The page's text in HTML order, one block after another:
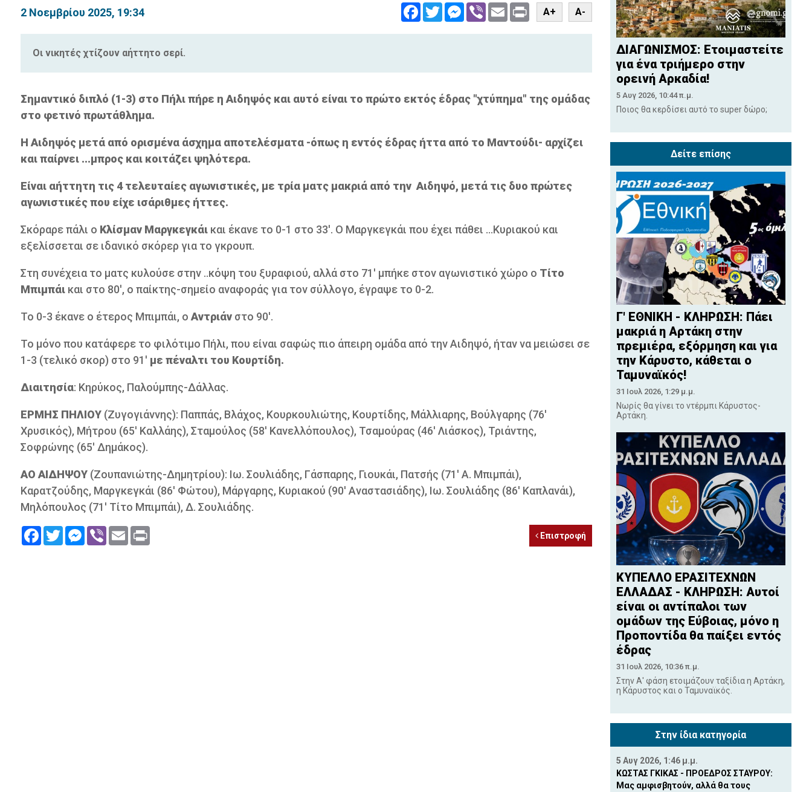
2 Νοεμβρίου 2025, 19:34 FacebookTwitterMessenger
Viber Email PrintA+ A-
Οι νικητές χτίζουν αήττητο σερί.
Σημαντικό διπλό (1-3) στο Πήλι πήρε η Αιδηψός και αυτό είναι το πρώτο εκτός έδρας "χτύπημα" της ομάδας
στο φετινό πρωτάθλημα.
Η Αιδηψός μετά από ορισμένα άσχημα αποτελέσματα -όπως η εντός έδρας ήττα από το Μαντούδι- αρχίζει
και παίρνει ...μπρος και κοιτάζει ψηλότερα.
Είναι αήττητη τις 4 τελευταίες αγωνιστικές, με τρία ματς μακριά από την Αιδηψό, μετά τις δυο πρώτες
αγωνιστικές που είχε ισάριθμες ήττες.
Σκόραρε πάλι ο Κλίσμαν Μαργκεγκάικαι έκανε το 0-1 στο 33'. Ο Μαργκεγκάι που έχει πάθει ...Κυριακού και
εξελίσσεται σε ιδανικό σκόρερ για το γκρουπ.
Στη συνέχεια το ματς κυλούσε στην ..κόψη του ξυραφιού, αλλά στο 71' μπήκε στον αγωνιστικό χώρο ο Τίτο
Μπιμπάι και στο 80', ο παίκτης-σημείο αναφοράς για τον σύλλογο, έγραψε το 0-2.
Το 0-3 έκανε ο έτερος Μπιμπάι, ο Αντριάν στο 90'.
Το μόνο που κατάφερε το φιλότιμο Πήλι, που είναι σαφώς πιο άπειρη ομάδα από την Αιδηψό, ήταν να μειώσει σε
1-3 (τελικό σκορ) στο 91' με πέναλτι του Κουρτίδη.
Διαιτησία: Κηρύκος, Παλούμπης-Δάλλας.
ΕΡΜΗΣ ΠΗΛΙΟΥ(Ζυγογιάννης): Παππάς, Βλάχος, Κουρκουλιώτης, Κουρτίδης, Μάλλιαρης, Βούλγαρης (76'
Χρυσικός), Μήτρου (65' Καλλάης), Σταμούλος (58' Κανελλόπουλος), Τσαμούρας (46' Λιάσκος), Τριάντης,
Σοφρώνης (65' Δημάκος).
ΑΟ ΑΙΔΗΨΟΥ (Ζουπανιώτης-Δημητρίου): Ιω. Σουλιάδης, Γάσπαρης, Γιουκάι, Πατσής (71' Α. Μπιμπάι),
Καρατζούδης, Μαργκεγκάι (86' Φώτου), Μάργαρης, Κυριακού (90' Αναστασιάδης), Ιω. Σουλιάδης (86' Καπλανάι),
Μηλόπουλος (71' Τίτο Μπιμπάι), Δ. Σουλιάδης.
FacebookTwitterMessenger
Viber Email Print Επιστροφή
ΔΙΑΓΩΝΙΣΜΟΣ: Ετοιμαστείτε
για ένα τριήμερο στην
ορεινή Αρκαδία!
5 Αυγ 2026, 10:44 π.μ.
Ποιος θα κερδίσει αυτό το super δώρο;
Δείτε επίσης
Γ' ΕΘΝΙΚΗ - ΚΛΗΡΩΣΗ: Πάει
μακριά η Αρτάκη στην
πρεμιέρα, εξόρμηση και για
την Κάρυστο, κάθεται ο
Ταμυναϊκός!
31 Ιουλ 2026, 1:29 μ.μ.
Νωρίς θα γίνει το ντέρμπι Κάρυστος-
Αρτάκη.
ΚΥΠΕΛΛΟ ΕΡΑΣΙΤΕΧΝΩΝ
ΕΛΛΑΔΑΣ - ΚΛΗΡΩΣΗ: Αυτοί
είναι οι αντίπαλοι των
ομάδων της Εύβοιας, μόνο η
Προποντίδα θα παίξει εντός
έδρας
31 Ιουλ 2026, 10:36 π.μ.
Στην Α' φάση ετοιμάζουν ταξίδια η Αρτάκη,
η Κάρυστος και ο Ταμυναϊκός.
Στην ίδια κατηγορία
5 Αυγ 2026, 1:46 μ.μ.
ΚΩΣΤΑΣ ΓΚΙΚΑΣ - ΠΡΟΕΔΡΟΣ ΣΤΑΥΡΟΥ:
Μας αμφισβητούν, αλλά θα τους